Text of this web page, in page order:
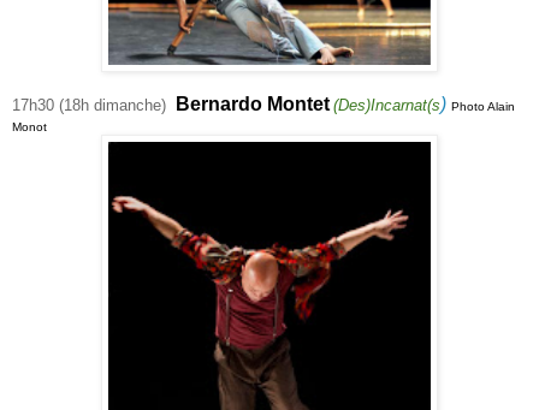
17h30 (18h dimanche) Bernardo Montet (Des)Incarnat(s) Photo Alain
Monot